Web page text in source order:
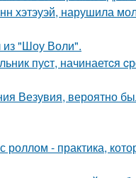
хэтэуэй, нарушила
из "Шоу Воли".
пуcт, начинаетcя
Везувия, вероятно
- практика,